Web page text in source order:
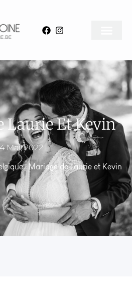
Laurie Et Kevin
Mai, 2022
|Mariage de Laurie et Kevin